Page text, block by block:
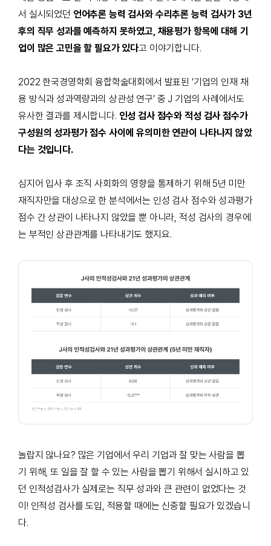
서 실시되었던 언어추론 능력 검사와 수리추론 능력 검사가 3년
후의 직무 성과를 예측하지 못하였고, 채용평가 항목에 대해 기
업이 많은 고민을 할 필요가 있다고 이야기합니다.
2022한국경영학회 융합학술대회에서 발표된‘기업의 인재 채
용 방식과 성과역량과의 상관성 연구’ 중 J 기업의 사례에서도
유사한 결과를 제시합니다. 인성 검사 점수와 적성 검사 점수가
구성원의 성과평가 점수 사이에 유의미한 연관이 나타나지 않았
다는 것입니다.
심지어 입사 후 조직 사회화의 영향을 통제하기 위해 5년 미만
재직자만을 대상으로 한 분석에서는 인성 검사 점수와 성과평가
점수 간 상관이 나타나지 않았을 뿐 아니라,적성 검사의 경우에
는 부적인 상관관계를 나타내기도 했지요.
놀랍지 않나요? 많은 기업에서 우리 기업과 잘 맞는 사람을 뽑
기 위해 ,또 일을 잘 할 수 있는 사람을 뽑기 위해서 실시하고 있
던 인적성검사가 실제로는 직무 성과와 큰 관련이 없었다는 것
이! 인적성 검사를 도입 적용할 때에는 신중할 필요가 있겠습니
다.